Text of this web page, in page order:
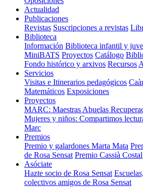
Actualidad
Publicaciones
Revistas Suscripciones a revistas
Biblioteca
Información Biblioteca infantil y
MiniBATS Proyectos Catálogo
Fondo histórico y arxivos Recursos
Servicios
Visitas e Itinerarios pedagógicos
Matemáticos Exposiciones
Proyectos
MARC: Maestras Abuelas
Mujeres y niños: Compartimos
Marc
Premios
Premio y galardones Marta Mata
de Rosa Sensat Premio Cassià Costal
Asóciate
Hazte socio de Rosa Sensat
colectivos amigos de Rosa Sensat